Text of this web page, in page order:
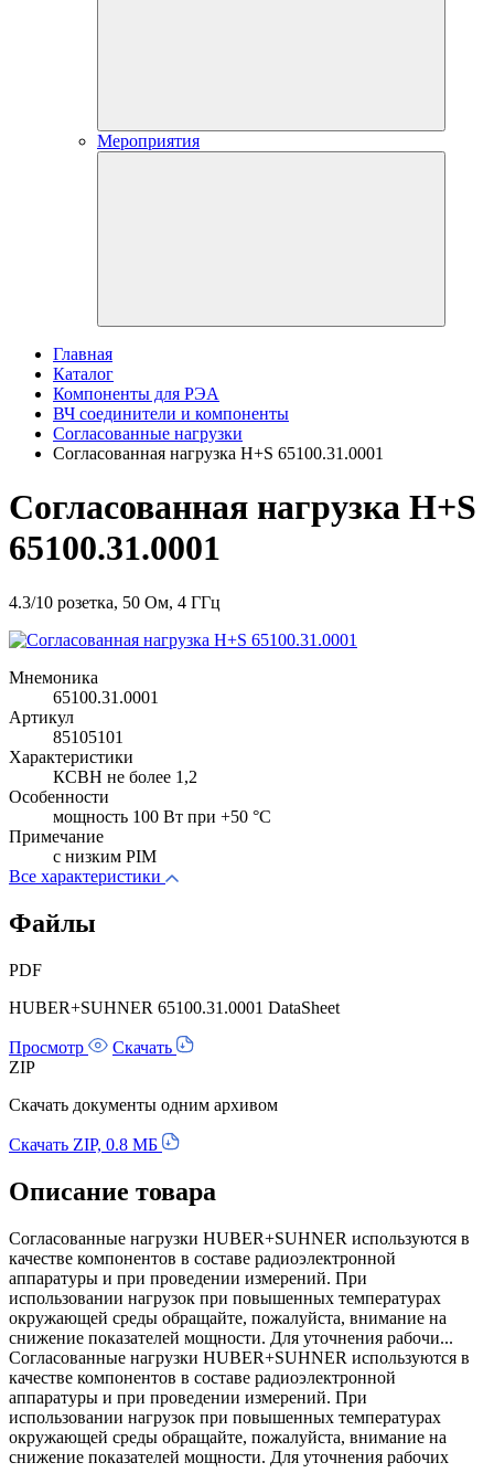
Мероприятия
Главная
Каталог
Компоненты для РЭА
ВЧ соединители и компоненты
Согласованные нагрузки
Согласованная нагрузка H+S 65100.31.0001
Согласованная нагрузка H+S
65100.31.0001
4.3/10 розетка, 50 Ом, 4 ГГц
Мнемоника
65100.31.0001
Артикул
85105101
Характеристики
КСВН не более 1,2
Особенности
мощность 100 Вт при +50 °C
Примечание
c низким PIM
Все характеристики
Файлы
PDF
HUBER+SUHNER 65100.31.0001 DataSheet
Просмотр
Скачать
ZIP
Скачать документы одним архивом
Скачать ZIP, 0.8 МБ
Описание товара
Согласованные нагрузки HUBER+SUHNER используются в
качестве компонентов в составе радиоэлектронной
аппаратуры и при проведении измерений. При
использовании нагрузок при повышенных температурах
окружающей среды обращайте, пожалуйста, внимание на
снижение показателей мощности. Для уточнения рабочи...
Согласованные нагрузки HUBER+SUHNER используются в
качестве компонентов в составе радиоэлектронной
аппаратуры и при проведении измерений. При
использовании нагрузок при повышенных температурах
окружающей среды обращайте, пожалуйста, внимание на
снижение показателей мощности. Для уточнения рабочих